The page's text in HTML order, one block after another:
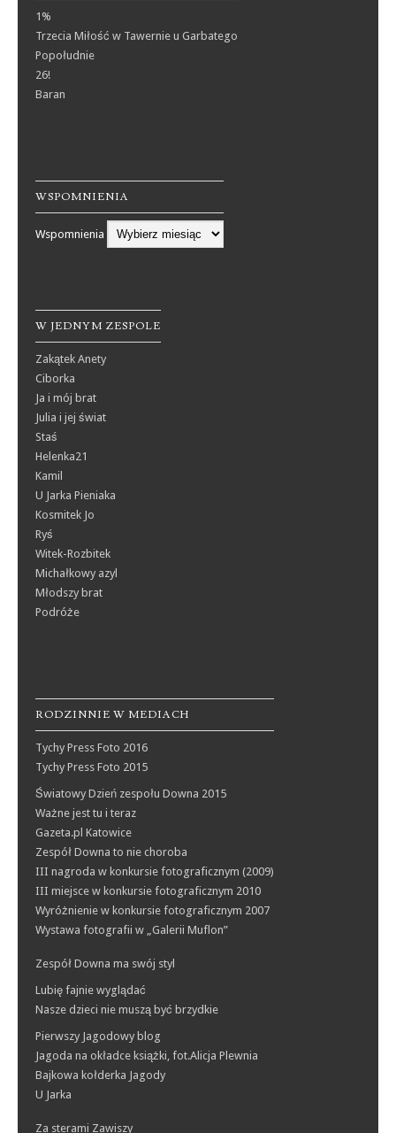
1%
Trzecia Miłość w Tawernie u Garbatego
Popołudnie
26!
Baran
WSPOMNIENIA
Wspomnienia
W JEDNYM ZESPOLE
Zakątek Anety
Ciborka
Ja i mój brat
Julia i jej świat
Staś
Helenka21
Kamil
U Jarka Pieniaka
Kosmitek Jo
Ryś
Witek-Rozbitek
Michałkowy azyl
Młodszy brat
Podróże
RODZINNIE W MEDIACH
Tychy Press Foto 2016
Tychy Press Foto 2015
Światowy Dzień zespołu Downa 2015
Ważne jest tu i teraz
Gazeta.pl Katowice
Zespół Downa to nie choroba
III nagroda w konkursie fotograficznym (2009)
III miejsce w konkursie fotograficznym 2010
Wyróżnienie w konkursie fotograficznym 2007
Wystawa fotografii w „Galerii Muflon”
Zespół Downa ma swój styl
Lubię fajnie wyglądać
Nasze dzieci nie muszą być brzydkie
Pierwszy Jagodowy blog
Jagoda na okładce książki, fot.Alicja Plewnia
Bajkowa kołderka Jagody
U Jarka
Za sterami Zawiszy